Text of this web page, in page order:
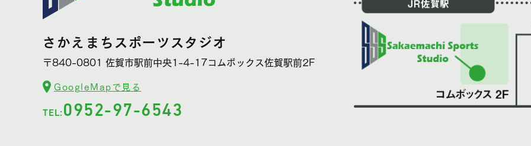
さかえまちスポーツスタジオ
〒840-0801 佐賀市駅前中央1-4-17コムボックス佐賀駅前2F
GoogleMapで見る
TEL: 0952-97-6543